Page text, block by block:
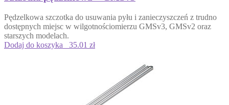
Pędzelkowa szczotka do usuwania pyłu i zanieczyszczeń z trudno
dostępnych miejsc w wilgotnościomierzu GMSv3, GMSv2 oraz
starszych modelach.
Dodaj do koszyka
35.01 zł